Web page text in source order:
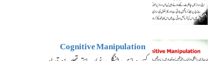
Cognitive Manipulation